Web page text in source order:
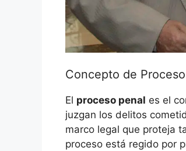
Concepto de
El proceso penal es el
juzgan los delitos
marco legal que proteja
proceso está regido por